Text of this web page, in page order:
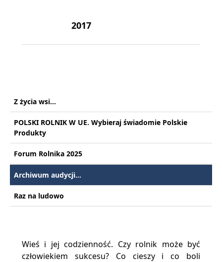
2017
Z życia wsi...
POLSKI ROLNIK W UE. Wybieraj świadomie Polskie
Produkty
Forum Rolnika 2025
Archiwum audycji...
Raz na ludowo
Wieś i jej codzienność. Czy rolnik może być
człowiekiem sukcesu? Co cieszy i co boli